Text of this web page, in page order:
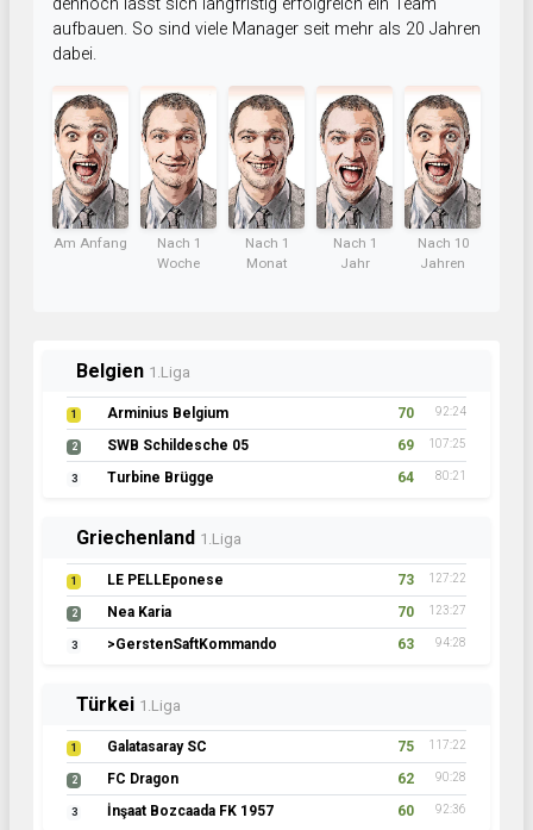
dennoch lässt sich langfristig erfolgreich ein Team
aufbauen. So sind viele Manager seit mehr als 20 Jahren
dabei.
Am Anfang
Nach 1
Woche
Nach 1
Monat
Nach 1
Jahr
Nach 10
Jahren
Belgien 1.Liga
1 Arminius Belgium 70 92:24
2 SWB Schildesche 05 69 107:25
3 Turbine Brügge 64 80:21
Griechenland 1.Liga
1 LE PELLEponese 73 127:22
2 Nea Karia 70 123:27
3 >GerstenSaftKommando 63 94:28
Türkei 1.Liga
1 Galatasaray SC 75 117:22
2 FC Dragon 62 90:28
3 İnşaat Bozcaada FK 1957 60 92:36